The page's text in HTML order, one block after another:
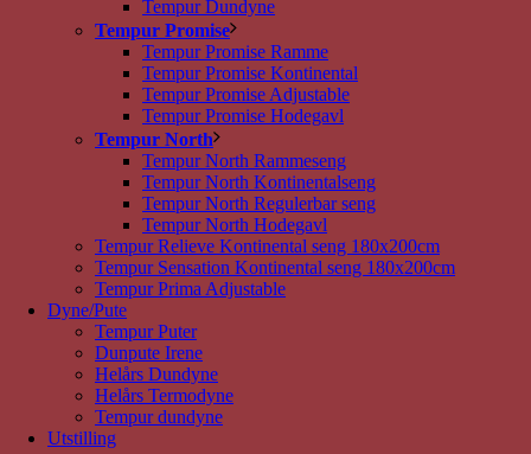
Tempur Dundyne
Tempur Promise
Tempur Promise Ramme
Tempur Promise Kontinental
Tempur Promise Adjustable
Tempur Promise Hodegavl
Tempur North
Tempur North Rammeseng
Tempur North Kontinentalseng
Tempur North Regulerbar seng
Tempur North Hodegavl
Tempur Relieve Kontinental seng 180x200cm
Tempur Sensation Kontinental seng 180x200cm
Tempur Prima Adjustable
Dyne/Pute
Tempur Puter
Dunpute Irene
Helårs Dundyne
Helårs Termodyne
Tempur dundyne
Utstilling